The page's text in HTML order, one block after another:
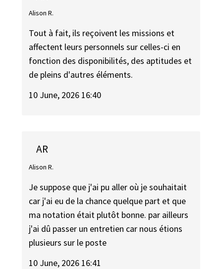
Alison R.
Tout à fait, ils reçoivent les missions et
affectent leurs personnels sur celles-ci en
fonction des disponibilités, des aptitudes et
de pleins d'autres éléments.
10 June, 2026 16:40
AR
Alison R.
Je suppose que j'ai pu aller où je souhaitait
car j'ai eu de la chance quelque part et que
ma notation était plutôt bonne. par ailleurs
j'ai dû passer un entretien car nous étions
plusieurs sur le poste
10 June, 2026 16:41